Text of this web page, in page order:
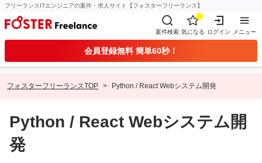
フリーランスITエンジニアの案件・求人サイト【フォスターフリーランス】
案件検索 気になる ログイン メニュー
会員登録無料 簡単60秒！
フォスターフリーランスTOP Python / React Webシステム開発
Python / React Webシステム開
発